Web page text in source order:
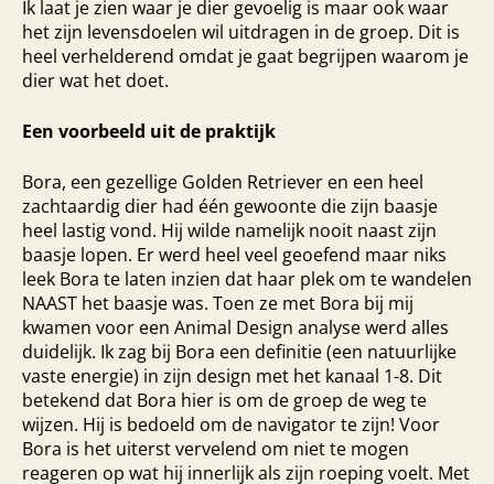
Ik laat je zien waar je dier gevoelig is maar ook waar
het zijn levensdoelen wil uitdragen in de groep. Dit is
heel verhelderend omdat je gaat begrijpen waarom je
dier wat het doet.
Een voorbeeld uit de praktijk
Bora, een gezellige Golden Retriever en een heel
zachtaardig dier had één gewoonte die zijn baasje
heel lastig vond. Hij wilde namelijk nooit naast zijn
baasje lopen. Er werd heel veel geoefend maar niks
leek Bora te laten inzien dat haar plek om te wandelen
NAAST het baasje was. Toen ze met Bora bij mij
kwamen voor een Animal Design analyse werd alles
duidelijk. Ik zag bij Bora een definitie (een natuurlijke
vaste energie) in zijn design met het kanaal 1-8. Dit
betekend dat Bora hier is om de groep de weg te
wijzen. Hij is bedoeld om de navigator te zijn! Voor
Bora is het uiterst vervelend om niet te mogen
reageren op wat hij innerlijk als zijn roeping voelt. Met